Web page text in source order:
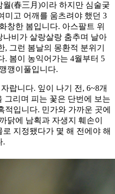
(春三月)이라 하지만 심술궂
미고 어깨를 움츠려야 했던 3
창한 봄입니다. 아스팔트 위
비가 살랑살랑 춤추며 날아
그런 봄날의 몽환적 분위기
. 봄이 농익어가는 4월부터 5
깽이풀입니다.
랍니다. 잎이 나기 전, 6~8개
그리며 피는 꽃은 단번에 보는
적입니다. 민가와 가까운 곳에
닭에 남획과 자생지 훼손이
지정됐다가 몇 해 전에야 해
.